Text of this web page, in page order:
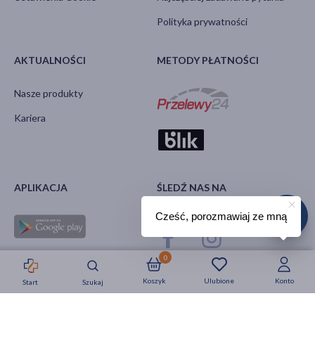
Strefa okazji Nowości Krótkie daty
Start Szukaj Ulubione
Koszyk
0
Konto
Polityka prywatności
AKTUALNOŚCI
Nasze produkty
Kariera
METODY PŁATNOŚCI
APLIKACJA ŚLEDŹ NAS NA
Cześć, porozmawiaj ze mną